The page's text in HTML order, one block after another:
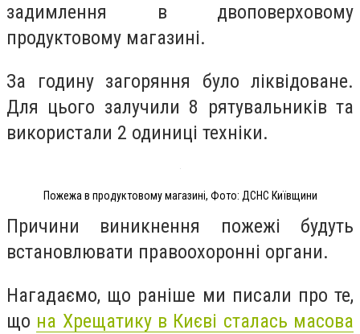
задимлення в двоповерховому
продуктовому магазині.
За годину загоряння було ліквідоване.
Для цього залучили 8 рятувальників та
використали 2 одиниці техніки.
Пожежа в продуктовому магазині, Фото: ДСНС Київщини
Причини виникнення пожежі будуть
встановлювати правоохоронні органи.
Нагадаємо, що раніше ми писали про те,
що на Хрещатику в Києві сталась масова